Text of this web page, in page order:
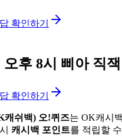
확인하기
오후 8시 삐아 직
확인하기
캐쉬백) 오!퀴즈는 OK캐시
캐시백 포인트를 적립할